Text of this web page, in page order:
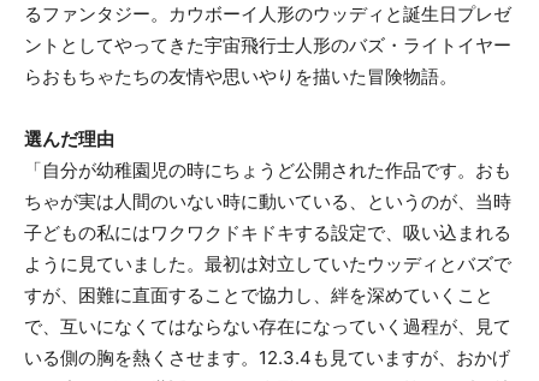
るファンタジー。カウボーイ人形のウッディと誕生日プレゼ
ントとしてやってきた宇宙飛行士人形のバズ・ライトイヤー
らおもちゃたちの友情や思いやりを描いた冒険物語。
選んだ理由
「自分が幼稚園児の時にちょうど公開された作品です。おも
ちゃが実は人間のいない時に動いている、というのが、当時
子どもの私にはワクワクドキドキする設定で、吸い込まれる
ように見ていました。最初は対立していたウッディとバズで
すが、困難に直面することで協力し、絆を深めていくこと
で、互いになくてはならない存在になっていく過程が、見て
いる側の胸を熱くさせます。12.3.4も見ていますが、おかげ